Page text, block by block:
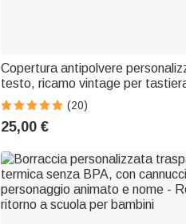
Copertura antipolvere
testo, ricamo vintage per
pianoforte - Regalo di
pianisti e insegnanti di musica
(20)
25,00 €